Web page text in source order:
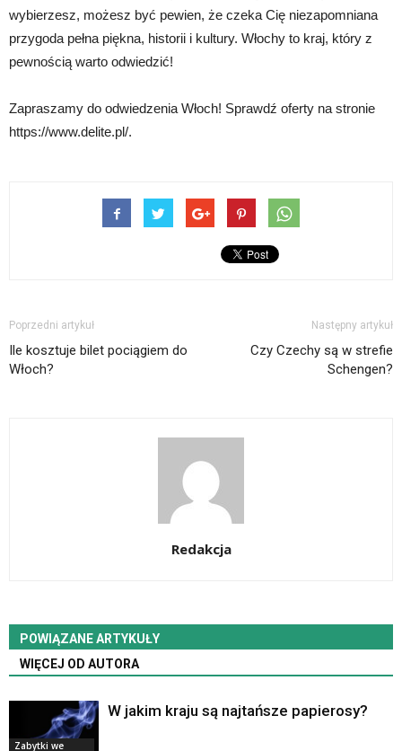
wybierzesz, możesz być pewien, że czeka Cię niezapomniana
przygoda pełna piękna, historii i kultury. Włochy to kraj, który z
pewnością warto odwiedzić!
Zapraszamy do odwiedzenia Włoch! Sprawdź oferty na stronie
https://www.delite.pl/.
Poprzedni artykuł
Ile kosztuje bilet pociągiem do
Włoch?
Następny artykuł
Czy Czechy są w strefie
Schengen?
Redakcja
POWIĄZANE ARTYKUŁY
WIĘCEJ OD AUTORA
Zabytki we
W jakim kraju są najtańsze papierosy?